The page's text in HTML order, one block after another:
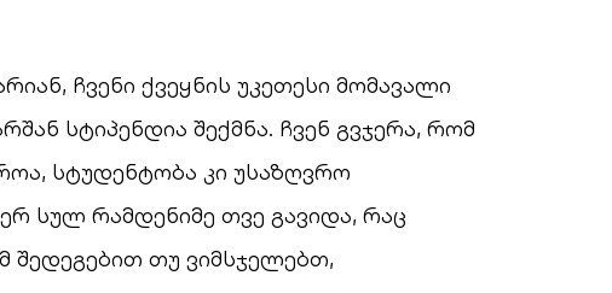
ჩვენი ქვეყნის უკეთესი მომავალი
სტიპენდია შექმნა. ჩვენ გვჯერა, რომ
სტუდენტობა კი უსაზღვრო
სულ რამდენიმე თვე გავიდა, რაც
შედეგებით თუ ვიმსჯელებთ,